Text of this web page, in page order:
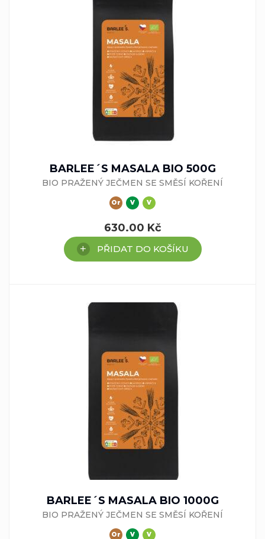
BARLEE´S MASALA BIO 500G
BIO PRAŽENÝ JEČMEN SE SMĚSÍ KOŘENÍ
Or V V
630.00 Kč
PŘIDAT DO KOŠÍKU
BARLEE´S MASALA BIO 1000G
BIO PRAŽENÝ JEČMEN SE SMĚSÍ KOŘENÍ
Or V V